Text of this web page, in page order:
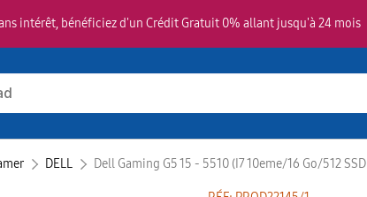
intérêt, bénéficiez d'un Crédit Gratuit 0% allant jusqu'à 24 mois
DELL‎ Dell Gaming G5 15 - 5510 (I7 10eme/16 Go/512